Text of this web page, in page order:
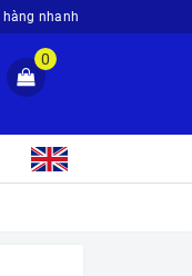
nhanh
0